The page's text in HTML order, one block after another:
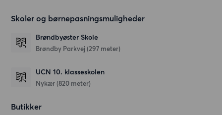
Skoler og børnepasningsmuligheder
Brøndbyøster Skole
Brøndby Parkvej (297 meter)
UCN 10. klasseskolen
Nykær (820 meter)
Butikker